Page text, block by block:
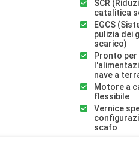
SCR
catalitica
EGCS
pulizia dei
scarico)
Pronto per
nave a
Motore a
flessibile
Vernice
scafo